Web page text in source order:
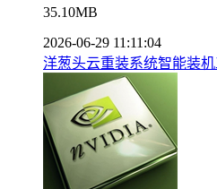
35.10MB
2026-06-29 11:11:04
洋葱头云重装系统智能装机